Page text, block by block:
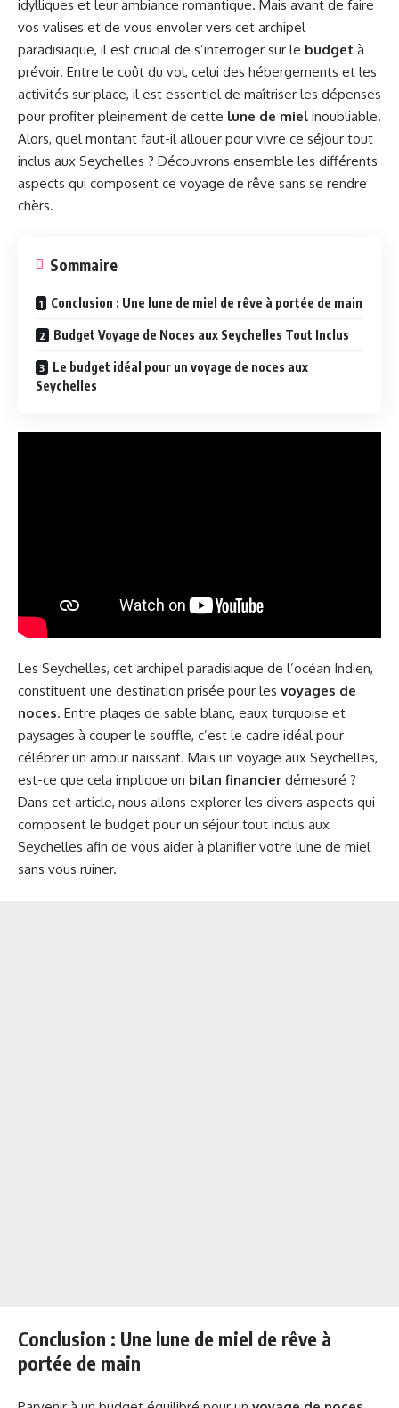
idylliques et leur ambiance romantique. Mais avant de faire
vos valises et de vous envoler vers cet archipel
paradisiaque, il est crucial de s’interroger sur le budget à
prévoir. Entre le coût du vol, celui des hébergements et les
activités sur place, il est essentiel de maîtriser les dépenses
pour profiter pleinement de cette lune de miel inoubliable.
Alors, quel montant faut-il allouer pour vivre ce séjour tout
inclus aux Seychelles ? Découvrons ensemble les différents
aspects qui composent ce voyage de rêve sans se rendre
chèrs.
Sommaire
Conclusion : Une lune de miel de rêve à portée de main
Budget Voyage de Noces aux Seychelles Tout Inclus
Le budget idéal pour un voyage de noces aux
Seychelles
Les Seychelles, cet archipel paradisiaque de l’océan Indien,
constituent une destination prisée pour les voyages de
noces. Entre plages de sable blanc, eaux turquoise et
paysages à couper le souffle, c’est le cadre idéal pour
célébrer un amour naissant. Mais un voyage aux Seychelles,
est-ce que cela implique un bilan financier démesuré ?
Dans cet article, nous allons explorer les divers aspects qui
composent le budget pour un séjour tout inclus aux
Seychelles afin de vous aider à planifier votre lune de miel
sans vous ruiner.
Conclusion : Une lune de miel de rêve à
portée de main